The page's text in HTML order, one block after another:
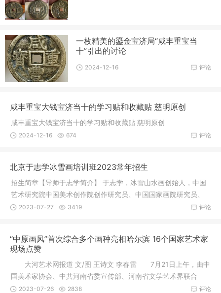
一枚精美的鎏金宝济局“咸丰重宝当
十”引出的讨论
评论
2024-12-16
咸丰重宝大钱宝济当十的学习贴和收藏贴 慈明原创
咸丰重宝大钱宝济当十的学习贴和收藏贴 慈明原创
评论
2024-12-16 674
北京于志学冰雪画培训班2023常年招生
招生简章【导师于志学简介】 于志学，冰雪山水画创始人，中国
艺术研究院中国美术创作院创作研究员、中国国家画院研究员、
中国艺
评论
2023-07-27 3419
“中原画风”首次综合多个画种亮相哈尔滨 16个国家艺术家
现场点赞
大河艺术网报道 文/图 王诗文 李春雷 7月21日上午，由中
国美术家协会、中共河南省委宣传部、河南省文学艺术界联合
会、黑
评论
2023-07-26 2838